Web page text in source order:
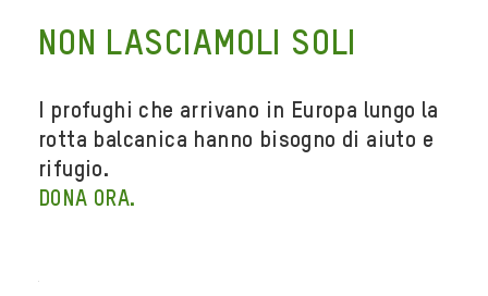
NON LASCIAMOLI SOLI
I profughi che arrivano in Europa lungo la
rotta balcanica hanno bisogno di aiuto e
rifugio.
DONA ORA.